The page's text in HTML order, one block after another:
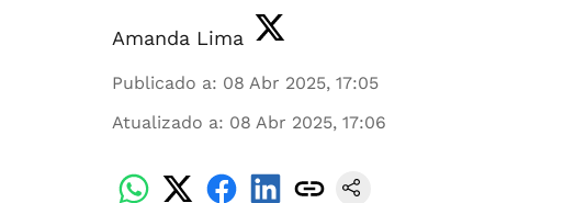
Amanda Lima
Publicado a: 08 Abr 2025, 17:05
Atualizado a: 08 Abr 2025, 17:06